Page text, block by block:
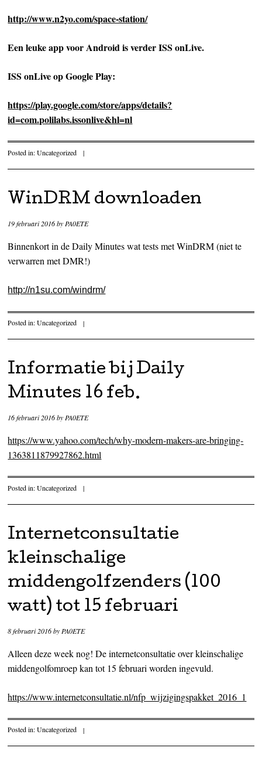
http://www.n2yo.com/space-station/
Een leuke app voor Android is verder ISS onLive.
ISS onLive op Google Play:
https://play.google.com/store/apps/details?
id=com.polilabs.issonlive&hl=nl
Posted in:Uncategorized |
WinDRM downloaden
19 februari 2016by PA0ETE
Binnenkort in de Daily Minutes wat tests met WinDRM (niet te
verwarren met DMR!)
http://n1su.com/windrm/
Posted in:Uncategorized |
Informatie bij Daily
Minutes 16 feb.
16 februari 2016byPA0ETE
https://www.yahoo.com/tech/why-modern-makers-are-bringing-
1363811879927862.html
Posted in:Uncategorized |
Internetconsultatie
kleinschalige
middengolfzenders (100
watt) tot 15 februari
8 februari 2016by PA0ETE
Alleen deze week nog! De internetconsultatie over kleinschalige
middengolfomroep kan tot 15 februari worden ingevuld.
https://www.internetconsultatie.nl/nfp_wijzigingspakket_2016_1
Posted in:Uncategorized |